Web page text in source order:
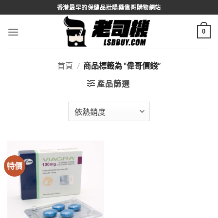
to
content
香港最早的保健品壯陽藥偉哥購物網站
0
首頁 / 商品標籤為 “偉哥價錢”
產品篩選
特價